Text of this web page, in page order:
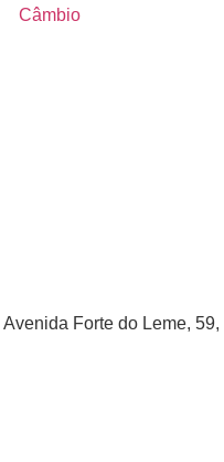
Câmbio
Forte do Leme,